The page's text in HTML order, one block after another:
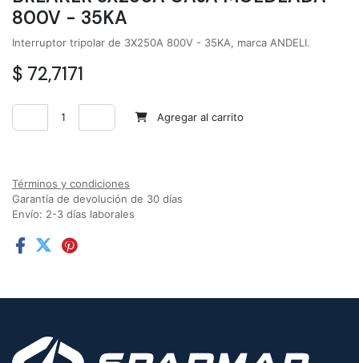
800V - 35KA
Interruptor tripolar de 3X250A 800V - 35KA, marca ANDELI.
$ 72,7171
Agregar al carrito
Términos y condiciones
Garantía de devolución de 30 días
Envío: 2-3 días laborales